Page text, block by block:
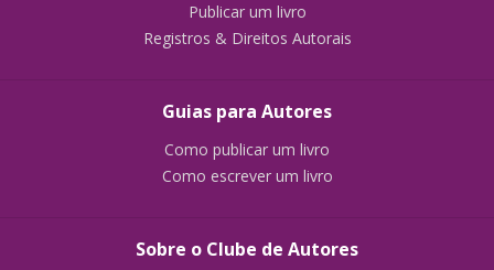
Publicar um livro
Registros & Direitos Autorais
Guias para Autores
Como publicar um livro
Como escrever um livro
Sobre o Clube de Autores